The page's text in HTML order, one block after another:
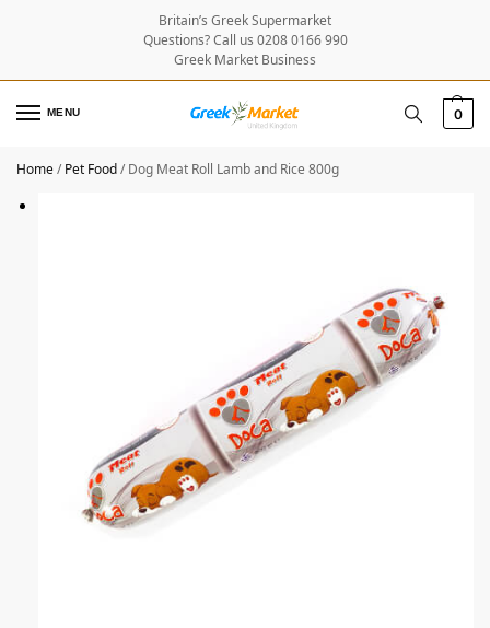
Britain’s Greek Supermarket
Questions? Call us 0208 0166 990
Greek Market Business
MENU 0
Home/Pet Food/Dog Meat Roll Lamb and Rice 800g